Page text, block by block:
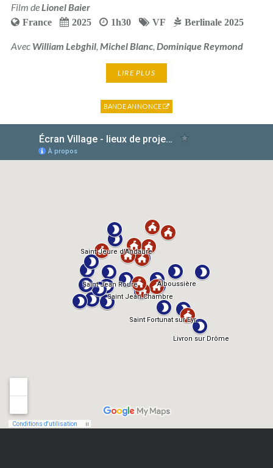
Film de Lionel Baier
France 2025 1h30 VF Berlinale 2025
Avec William Lebghil, Michel Blanc, Dominique Reymond
LIRE PLUS
BANDE ANNONCE